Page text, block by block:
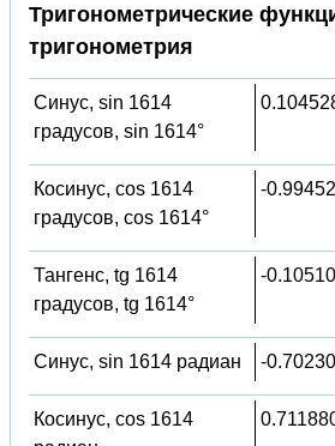
Тригонометрические
тригонометрия
Синус, sin 1614
градусов, sin 1614°
Косинус, cos 1614
градусов, cos 1614°
-
Тангенс, tg 1614
градусов, tg 1614°
-
Синус, sin 1614 радиан -
Косинус, cos 1614